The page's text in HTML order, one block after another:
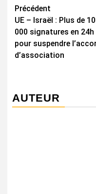
Navigation
d’article
Précédent
UE – Israël : Plus de
000 signatures en 24h
pour suspendre
d’association
AUTEUR